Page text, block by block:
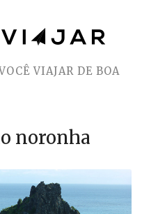
VIAJAR DE BOA
noronha